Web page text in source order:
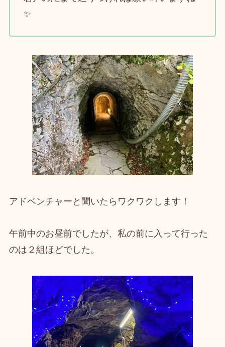
✨
アドベンチャーと聞いたらワクワクします！
午前中のお昼前でしたが、私の前に入って行った
のは２組ほどでした。